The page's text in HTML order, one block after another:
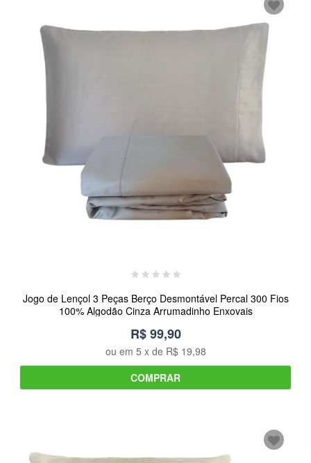
Jogo de Lençol 3 Peças Berço Desmontável Percal 300 Fios
100% Algodão Cinza Arrumadinho Enxovais
R$ 99,90
ou em 5 x de R$ 19,98
COMPRAR